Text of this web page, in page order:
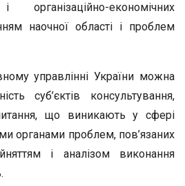
організаційно-економічних
наочної області і проблем
управлінні України можна
суб’єктів консультування,
що виникають у сфері
органами проблем, пов’язаних
і аналізом виконання